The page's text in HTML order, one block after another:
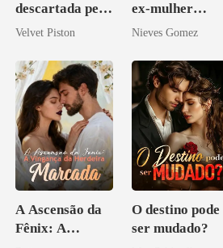
descartada pelo
Alfa
Velvet Piston
ex-mulher
curvilínea
Nieves Gomez
A Ascensão da
Fênix: A
O destino pode
ser mudado?